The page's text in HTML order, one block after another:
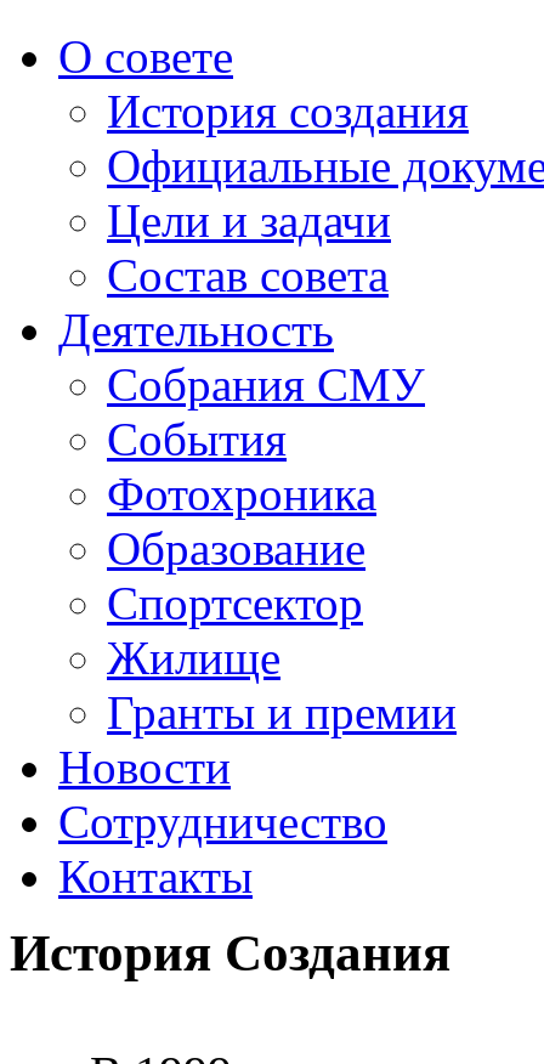
О совете
История создания
Официальные
Цели и задачи
Состав совета
Деятельность
Собрания СМУ
События
Фотохроника
Образование
Спортсектор
Жилище
Гранты и премии
Новости
Сотрудничество
Контакты
История Создания